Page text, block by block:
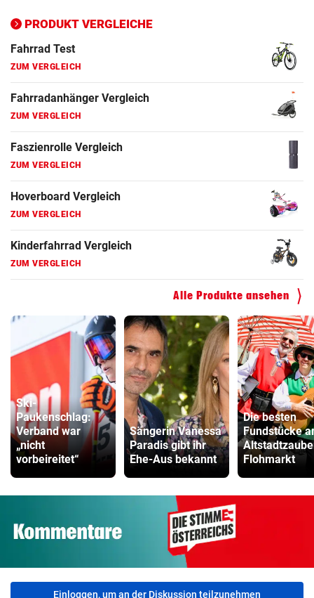
PRODUKT VERGLEICHE
ZUM VERGLEICH
Fahrrad Test
ZUM VERGLEICH
Fahrradanhänger Vergleich
ZUM VERGLEICH
Faszienrolle Vergleich
ZUM VERGLEICH
Hoverboard Vergleich
ZUM VERGLEICH
Kinderfahrrad Vergleich
ZUM VERGLEICH
Alle Produkte ansehen
Ski-
Paukenschlag:
Verband war
„nicht
vorbeireitet“
Sängerin Vanessa
Paradis gibt ihr
Ehe-Aus bekannt
Die besten
Fundstücke
Flohmarkt
Einloggen, um an der Diskussion teilzunehmen